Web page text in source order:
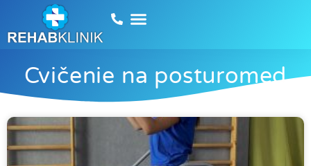
Cvičenie na posturomed